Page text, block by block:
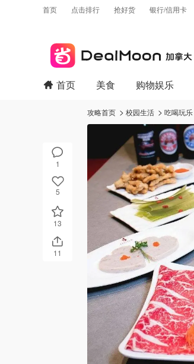
首页 点击排行 抢好货 银行/信用卡
1
5
13
11
首页 美食 购物娱乐
攻略首页 校园生活 吃喝玩乐